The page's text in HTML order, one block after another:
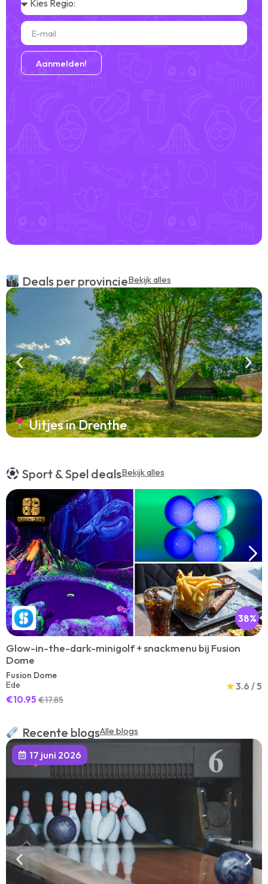
Aanmelden!
Deals per provincieBekijk alles
Uitjes in Drenthe
Sport & Spel dealsBekijk alles
38%
Glow-in-the-dark-minigolf + snackmenu bij Fusion
Dome
Fusion Dome
Ede
★3.6 / 5
€10.95 €17.85
Recente blogsAlle blogs
17 juni 2026